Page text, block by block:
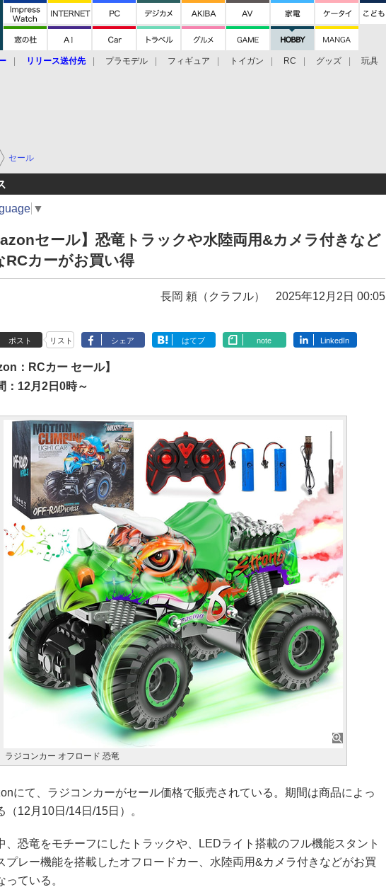
リリース送付先 プラモデル フィギュア トイガン RC グッズ 玩具
セール
▼
セール】恐竜トラックや水陸両用&カメラ付きなど
RCカーがお買い得
長岡 頼（クラフル） 2025年12月2日 00:05
ポスト リスト シェア はてブ note LinkedIn
：RCカー セール】
：12月2日0時～
ラジコンカー オフロード 恐竜
にて、ラジコンカーがセール価格で販売されている。期間は商品によっ
（12月10日/14日/15日）。
恐竜をモチーフにしたトラックや、LEDライト搭載のフル機能スタント
プレー機能を搭載したオフロードカー、水陸両用&カメラ付きなどがお買
っている。